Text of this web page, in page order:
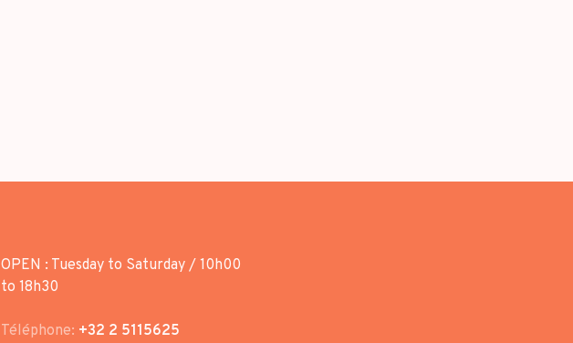
OPEN : Tuesday to Saturday / 10h00
to 18h30
Téléphone: +32 2 5115625